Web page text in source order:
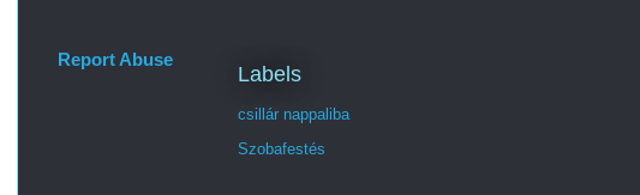
Report Abuse
Labels
csillár nappaliba
Szobafestés